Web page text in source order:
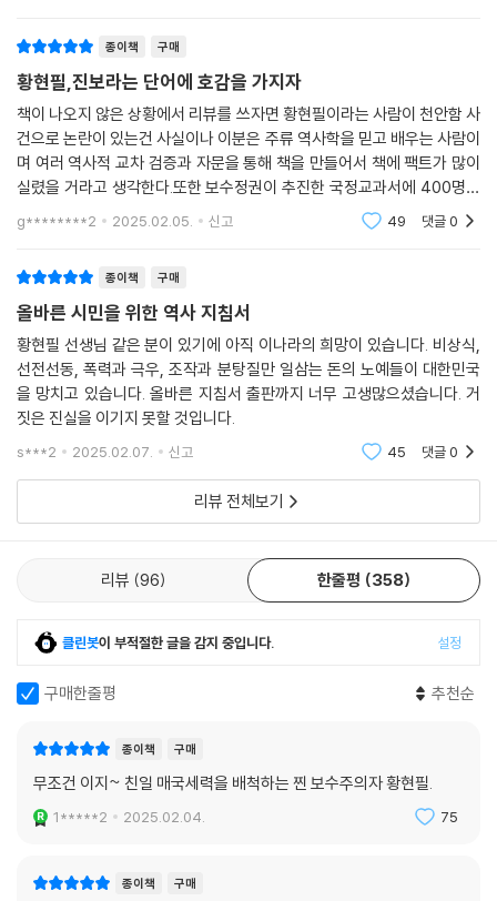
93 1994년 전쟁이 일어날 뻔했다고?
94 햇볕정책을 펼쳤는데 연평해전이 일어났다고?
95 김대중이 북한에 핵을 만들어 주었다고?
96 이명박근혜와 윤석열은 통일정책을 제시하지 않았다고?
97 통일을 꼭 이루어야만 하는 이유
12장│대한민국의 정신을 훼손하지 말라
98 뉴라이트가 이렇게 출현했다고?
100 우리가 일제강점기에 일본인이었다고?
101 나라를 팔아먹은 이완용을 옹호한다고?
102 광복절인가? 건국절인가?
103 홍범도 흉상을 육사에서 철거한다고?
104 이화여대의 뿌리는 유관순인가? 김활란인가?
105 중국은 천년의 적, 일본은 백년의 적이라고?
106 일본군 성노예 위안부가 자발적 매춘이었다고?
107 독도가 우리 땅이 아니라고?
에필로그│대한민국에서 올바르게 산다는 것
종이책 구매
황현필,진보라는 단어에 호감을 가지자
책이 나오지 않은 상황에서 리뷰를 쓰자면 황현필이라는 사람이 천안함 사
건으로 논란이 있는건 사실이나 이분은 주류 역사학을 믿고 배우는 사람이
며 여러 역사적 교차 검증과 자문을 통해 책을 만들어서 책에 팩트가 많이
실렸을 거라고 생각한다.또한 보수정권이 추진한 국정교과서에 400명이
넘는 한국에 있는 대학 역사 교수들이 반대할 정도로 역사 라는 학문의 주
류는 한국의 현
g********2 2025.02.05. 신고 49 댓글0
종이책 구매
올바른 시민을 위한 역사 지침서
황현필 선생님 같은 분이 있기에 아직 이나라의 희망이 있습니다. 비상식,
선전선동, 폭력과 극우, 조작과 분탕질만 일삼는 돈의 노예들이 대한민국
을 망치고 있습니다. 올바른 지침서 출판까지 너무 고생많으셨습니다. 거
짓은 진실을 이기지 못할 것입니다.
s***2 2025.02.07. 신고 45 댓글0
리뷰 전체보기
리뷰 96 한줄평 358
클린봇이 부적절한 글을 감지 중입니다. 설정
구매한줄평 추천순
종이책 구매
무조건 이지~ 친일 매국세력을 배척하는 찐 보수주의자 황현필.
1*****2 2025.02.04. 75
종이책 구매